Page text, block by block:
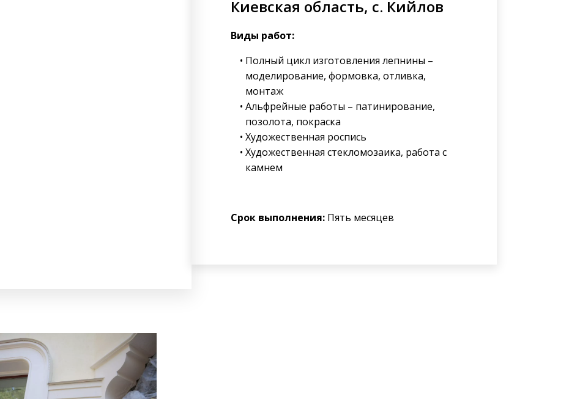
Киевская область, с. Кийлов
Виды работ:
Полный цикл изготовления лепнины –
моделирование, формовка, отливка,
монтаж
Альфрейные работы – патинирование,
позолота, покраска
Художественная роспись
Художественная стекломозаика, работа с
камнем
Срок выполнения: Пять месяцев